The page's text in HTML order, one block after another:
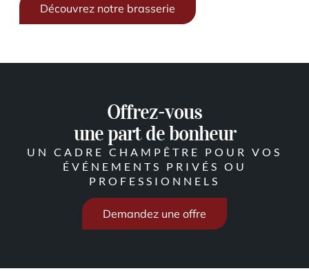
Découvrez notre brasserie
Offrez-vous
une part de bonheur
UN CADRE CHAMPÊTRE POUR VOS
ÉVÉNEMENTS PRIVÉS OU
PROFESSIONNELS
Demandez une offre